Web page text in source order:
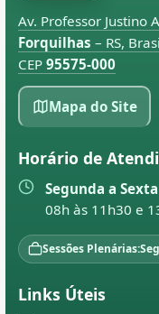
Av. Professor Justino
Forquilhas – RS,
CEP 95575-000
Mapa do Site
Horário de
Segunda a Sexta
08h às 11h30 e
Sessões Plenárias:
Links Úteis